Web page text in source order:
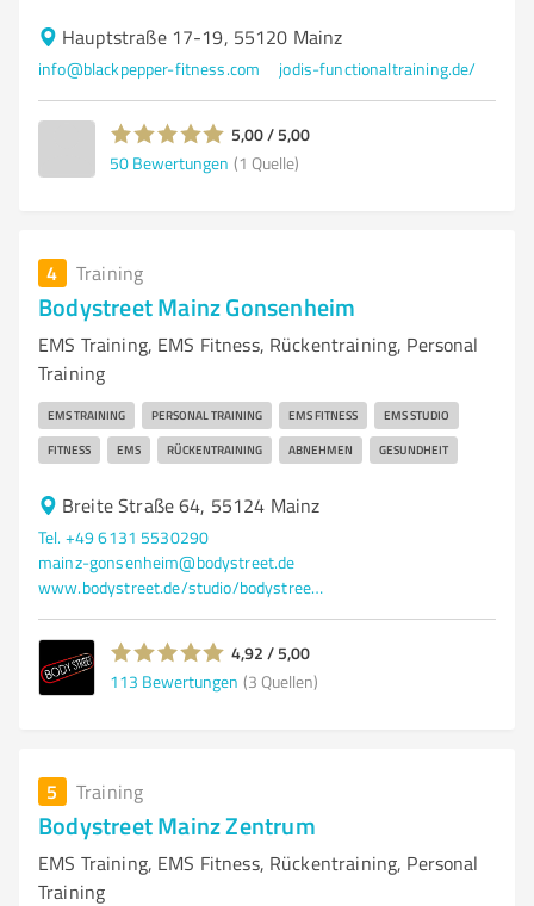
Hauptstraße 17-19, 55120 Mainz
info@blackpepper-fitness.com jodis-functionaltraining.de/
5,00 / 5,00
50 Bewertungen (1 Quelle)
4 Training
Bodystreet Mainz Gonsenheim
EMS Training, EMS Fitness, Rückentraining, Personal
Training
EMS TRAINING PERSONAL TRAINING EMS FITNESS EMS STUDIO
FITNESS EMS RÜCKENTRAINING ABNEHMEN GESUNDHEIT
Breite Straße 64, 55124 Mainz
Tel. +49 6131 5530290
mainz-gonsenheim@bodystreet.de
www.bodystreet.de/studio/bodystreet-mainz-gonsenheim
4,92 / 5,00
113 Bewertungen (3 Quellen)
5 Training
Bodystreet Mainz Zentrum
EMS Training, EMS Fitness, Rückentraining, Personal
Training